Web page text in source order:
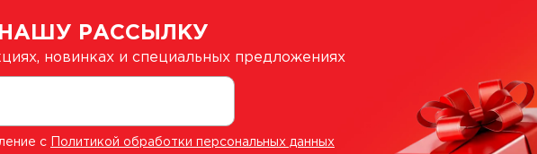
РАССЫЛКУ
новинках и специальных предложениях
с
Политикой обработки персональных данных